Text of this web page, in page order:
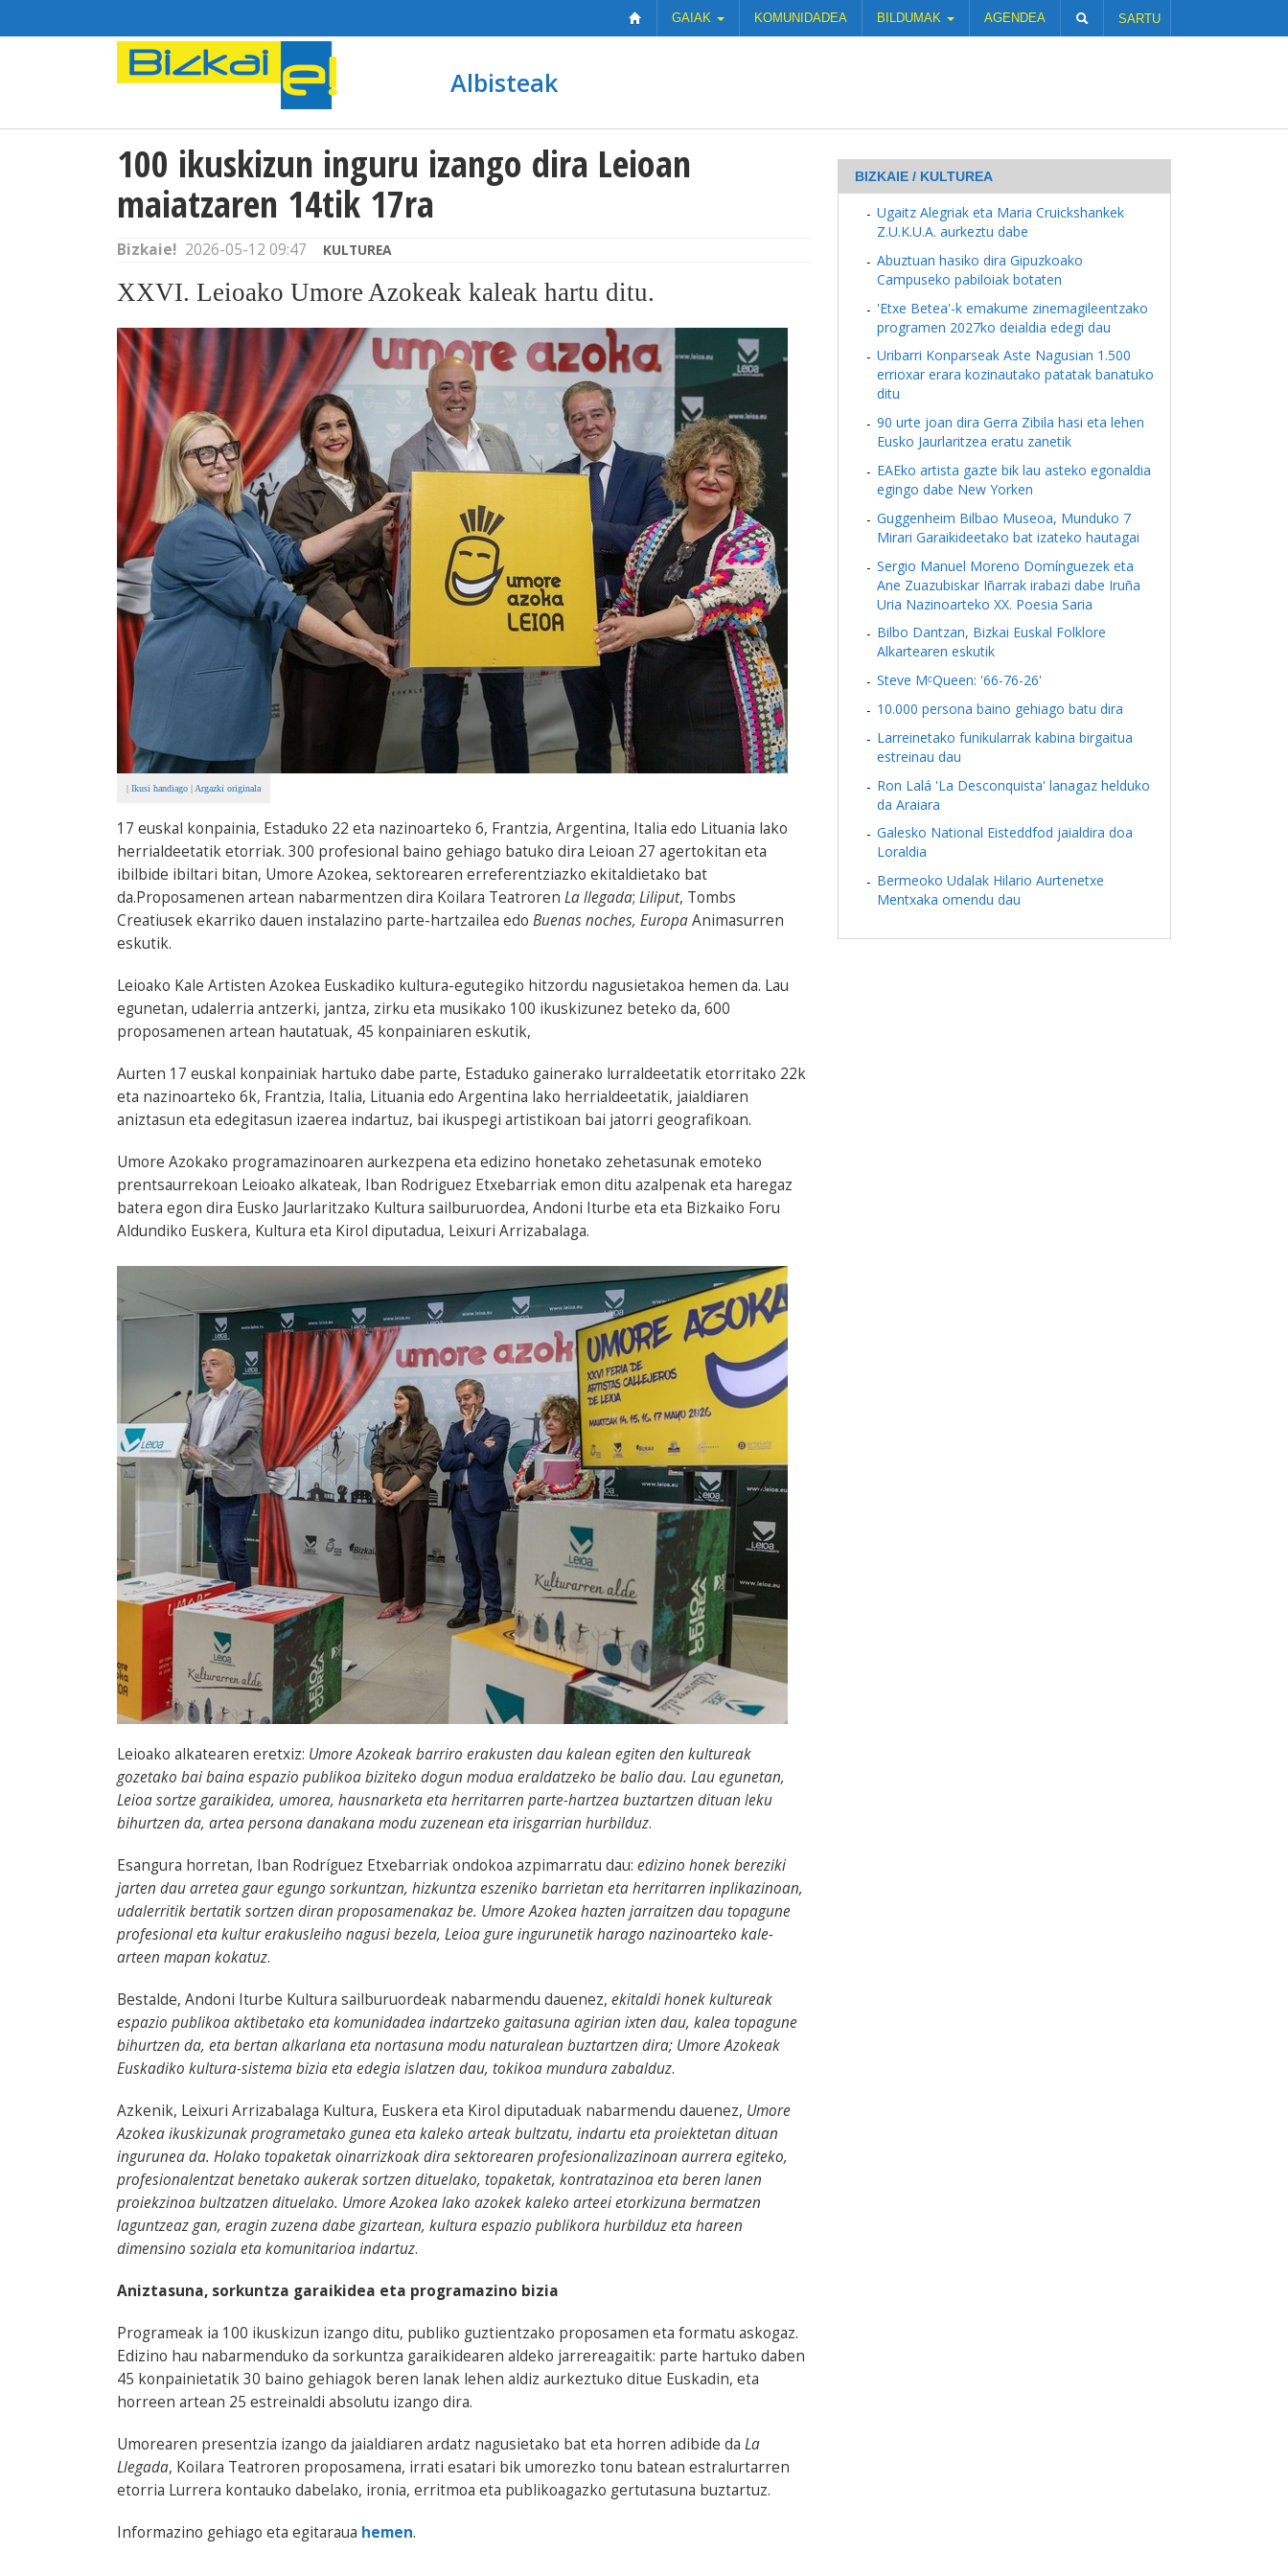
GAIAK KOMUNIDADEA BILDUMAK AGENDEA SARTU
Albisteak
100 ikuskizun inguru izango dira Leioan
maiatzaren 14tik 17ra
Bizkaie! 2026-05-12 09:47 KULTUREA
XXVI. Leioako Umore Azokeak kaleak hartu ditu.
| Ikusi handiago | Argazki originala
17 euskal konpainia, Estaduko 22 eta nazinoarteko 6, Frantzia, Argentina, Italia edo Lituania lako
herrialdeetatik etorriak. 300 profesional baino gehiago batuko dira Leioan 27 agertokitan eta
ibilbide ibiltari bitan, Umore Azokea, sektorearen erreferentziazko ekitaldietako bat
da.Proposamenen artean nabarmentzen dira Koilara Teatroren La llegada; Liliput, Tombs
Creatiusek ekarriko dauen instalazino parte-hartzailea edo Buenas noches, EuropaAnimasurren
eskutik.
Leioako Kale Artisten Azokea Euskadiko kultura-egutegiko hitzordu nagusietakoa hemen da. Lau
egunetan, udalerria antzerki, jantza, zirku eta musikako 100 ikuskizunez beteko da, 600
proposamenen artean hautatuak, 45 konpainiaren eskutik,
Aurten 17 euskal konpainiak hartuko dabe parte, Estaduko gainerako lurraldeetatik etorritako 22k
eta nazinoarteko 6k, Frantzia, Italia, Lituania edo Argentina lako herrialdeetatik, jaialdiaren
aniztasun eta edegitasun izaerea indartuz, bai ikuspegi artistikoan bai jatorri geografikoan.
Umore Azokako programazinoaren aurkezpena eta edizino honetako zehetasunak emoteko
prentsaurrekoan Leioako alkateak, Iban Rodriguez Etxebarriak emon ditu azalpenak eta haregaz
batera egon dira Eusko Jaurlaritzako Kultura sailburuordea, Andoni Iturbe eta eta Bizkaiko Foru
Aldundiko Euskera, Kultura eta Kirol diputadua, Leixuri Arrizabalaga.
Leioako alkatearen eretxiz: Umore Azokeak barriro erakusten dau kalean egiten den kultureak
gozetako bai baina espazio publikoa biziteko dogun modua eraldatzeko be balio dau. Lau egunetan,
Leioa sortze garaikidea, umorea, hausnarketa eta herritarren parte-hartzea buztartzen dituan leku
bihurtzen da, artea persona danakana modu zuzenean eta irisgarrian hurbilduz.
Esangura horretan, Iban Rodríguez Etxebarriak ondokoa azpimarratu dau: edizino honek bereziki
jarten dau arretea gaur egungo sorkuntzan, hizkuntza eszeniko barrietan eta herritarren inplikazinoan,
udalerritik bertatik sortzen diran proposamenakaz be. Umore Azokea hazten jarraitzen dau topagune
profesional eta kultur erakusleiho nagusi bezela, Leioa gure ingurunetik harago nazinoarteko kale-
arteen mapan kokatuz.
Bestalde, Andoni Iturbe Kultura sailburuordeak nabarmendu dauenez, ekitaldi honek kultureak
espazio publikoa aktibetako eta komunidadea indartzeko gaitasuna agirian ixten dau, kalea topagune
bihurtzen da, eta bertan alkarlana eta nortasuna modu naturalean buztartzen dira; Umore Azokeak
Euskadiko kultura-sistema bizia eta edegia islatzen dau, tokikoa mundura zabalduz.
Azkenik, Leixuri Arrizabalaga Kultura, Euskera eta Kirol diputaduak nabarmendu dauenez, Umore
Azokea ikuskizunak programetako gunea eta kaleko arteak bultzatu, indartu eta proiektetan dituan
ingurunea da. Holako topaketak oinarrizkoak dira sektorearen profesionalizazinoan aurrera egiteko,
profesionalentzat benetako aukerak sortzen dituelako, topaketak, kontratazinoa eta beren lanen
proiekzinoa bultzatzen dituelako. Umore Azokea lako azokek kaleko arteei etorkizuna bermatzen
laguntzeaz gan, eragin zuzena dabe gizartean, kultura espazio publikora hurbilduz eta hareen
dimensino soziala eta komunitarioa indartuz.
Aniztasuna, sorkuntza garaikidea eta programazino bizia
Programeak ia 100 ikuskizun izango ditu, publiko guztientzako proposamen eta formatu askogaz.
Edizino hau nabarmenduko da sorkuntza garaikidearen aldeko jarrereagaitik: parte hartuko daben
45 konpainietatik 30 baino gehiagok beren lanak lehen aldiz aurkeztuko ditue Euskadin, eta
horreen artean 25 estreinaldi absolutu izango dira.
Umorearen presentzia izango da jaialdiaren ardatz nagusietako bat eta horren adibide da La
Llegada, Koilara Teatroren proposamena, irrati esatari bik umorezko tonu batean estralurtarren
etorria Lurrera kontauko dabelako, ironia, erritmoa eta publikoagazko gertutasuna buztartuz.
Informazino gehiago eta egitaraua hemen.
BIZKAIE / KULTUREA
Ugaitz Alegriak eta Maria Cruickshankek
Z.U.K.U.A. aurkeztu dabe
Abuztuan hasiko dira Gipuzkoako
Campuseko pabiloiak botaten
'Etxe Betea'-k emakume zinemagileentzako
programen 2027ko deialdia edegi dau
Uribarri Konparseak Aste Nagusian 1.500
errioxar erara kozinautako patatak banatuko
ditu
90 urte joan dira Gerra Zibila hasi eta lehen
Eusko Jaurlaritzea eratu zanetik
EAEko artista gazte bik lau asteko egonaldia
egingo dabe New Yorken
Guggenheim Bilbao Museoa, Munduko 7
Mirari Garaikideetako bat izateko hautagai
Sergio Manuel Moreno Domínguezek eta
Ane Zuazubiskar Iñarrak irabazi dabe Iruña
Uria Nazinoarteko XX. Poesia Saria
Bilbo Dantzan, Bizkai Euskal Folklore
Alkartearen eskutik
Steve MᶜQueen: '66-76-26'
10.000 persona baino gehiago batu dira
Larreinetako funikularrak kabina birgaitua
estreinau dau
Ron Lalá 'La Desconquista' lanagaz helduko
da Araiara
Galesko National Eisteddfod jaialdira doa
Loraldia
Bermeoko Udalak Hilario Aurtenetxe
Mentxaka omendu dau